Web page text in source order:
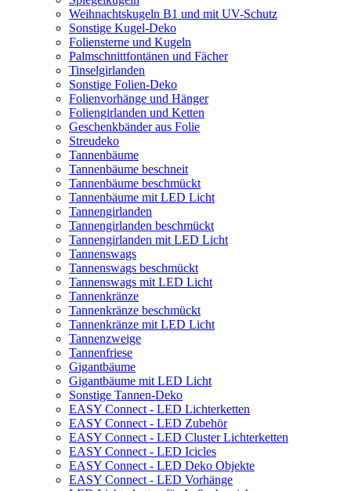
Weihnachtskugeln B1 und mit UV-Schutz
Sonstige Kugel-Deko
Foliensterne und Kugeln
Palmschnittfontänen und Fächer
Tinselgirlanden
Sonstige Folien-Deko
Folienvorhänge und Hänger
Foliengirlanden und Ketten
Geschenkbänder aus Folie
Streudeko
Tannenbäume
Tannenbäume beschneit
Tannenbäume beschmückt
Tannenbäume mit LED Licht
Tannengirlanden
Tannengirlanden beschmückt
Tannengirlanden mit LED Licht
Tannenswags
Tannenswags beschmückt
Tannenswags mit LED Licht
Tannenkränze
Tannenkränze beschmückt
Tannenkränze mit LED Licht
Tannenzweige
Tannenfriese
Gigantbäume
Gigantbäume mit LED Licht
Sonstige Tannen-Deko
EASY Connect - LED Lichterketten
EASY Connect - LED Zubehör
EASY Connect - LED Cluster Lichterketten
EASY Connect - LED Icicles
EASY Connect - LED Deko Objekte
EASY Connect - LED Vorhänge